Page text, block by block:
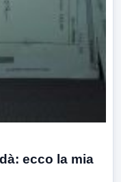
ecco la mia